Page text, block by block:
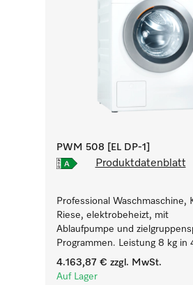
PWM 508 [EL DP-1]
Produktdatenblatt
Professional Waschmaschine,
Riese, elektrobeheizt, mit
Ablaufpumpe und
Programmen. Leistung 8 kg in
4.163,87 € zzgl. MwSt.
Auf Lager